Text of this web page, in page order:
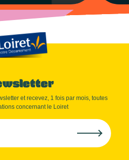
et recevez, 1 fois par mois, toutes
concernant le Loiret